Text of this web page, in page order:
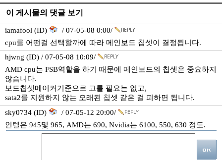
이 게시물의 댓글 보기
iamafool (ID)
/ 07-05-08 0:00/
cpu를 어떤걸 선택할까에 따라 메인보드 칩셋이 결정됩니다.
hjwng (ID) / 07-05-08 10:09/
AMD cpu는 FSB역할을 하기 때문에 메인보드의 칩셋은 중요하지
않습니다.
보드칩셋메이커기준으로 고를 필요는 없고,
sata2를 지원하지 않는 오래된 칩셋 같은 걸 피하면 됩니다.
sky0734 (ID)
/ 07-05-12 20:00/
인텔은 945및 965, AMD는 690, Nvidia는 6100, 550, 630 정도.